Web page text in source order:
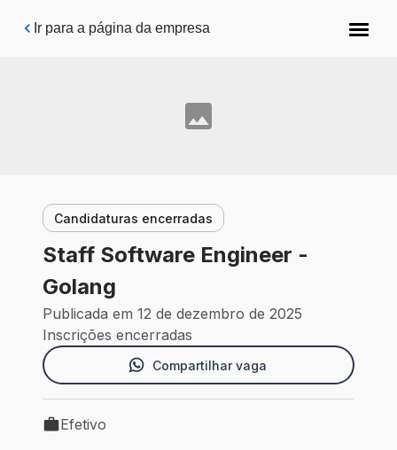
Pular para o conteúdo principal
Ir para a página da empresa
Candidaturas encerradas
Staff Software Engineer -
Golang
Publicada em 12 de dezembro de 2025
Inscrições encerradas
Compartilhar vaga
Tipo de vaga: Efetivo
Efetivo